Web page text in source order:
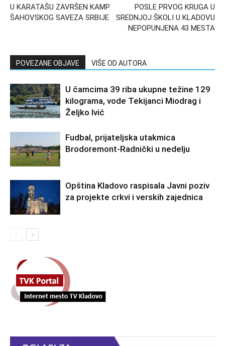
U KARATAŠU ZAVRŠEN KAMP
ŠAHOVSKOG SAVEZA SRBIJE
POSLE PRVOG KRUGA U
SREDNJOJ ŠKOLI U KLADOVU
NEPOPUNJENA 43 MESTA
POVEZANE OBJAVE VIŠE OD AUTORA
U čamcima 39 riba ukupne težine 129
kilograma, vode Tekijanci Miodrag i
Željko Ivić
Fudbal, prijateljska utakmica
Brodoremont-Radnički u nedelju
Opština Kladovo raspisala Javni poziv
za projekte crkvi i verskih zajednica